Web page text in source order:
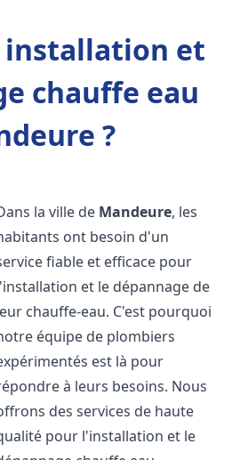
installation et
chauffe eau
?
la ville de Mandeure, les
ont besoin d'un
fiable et efficace pour
et le dépannage de
chauffe-eau. C'est pourquoi
équipe de plombiers
est là pour
à leurs besoins. Nous
des services de haute
pour l'installation et le